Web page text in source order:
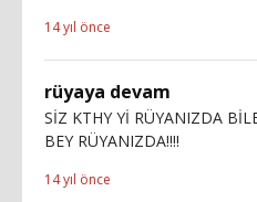
14 yıl önce
rüyaya devam
SİZ KTHY Yİ RÜYANIZDA
BEY RÜYANIZDA!!!!
14 yıl önce